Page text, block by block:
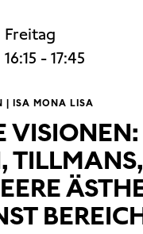
Freitag
16:15 - 17:45
| ISA MONA LISA
VISIONEN: